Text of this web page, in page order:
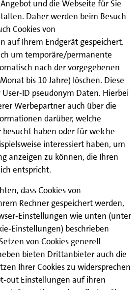
und die Webseite für Sie
Daher werden beim Besuch
Cookies von
auf Ihrem Endgerät gespeichert.
um temporäre/permanente
nach der vorgegebenen
bis 10 Jahre) löschen. Diese
ID pseudonym Daten. Hierbei
Werbepartner auch über die
darüber, welche
besucht haben oder für welche
interessiert haben, um
anzeigen zu können, die Ihren
entspricht.
dass Cookies von
Rechner gespeichert werden,
Einstellungen wie unten (unter
Einstellungen) beschrieben
von Cookies generell
bieten Drittanbieter auch die
Ihrer Cookies zu widersprechen
out Einstellungen auf ihren